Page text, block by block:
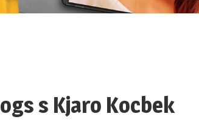
s Kjaro Kocbek